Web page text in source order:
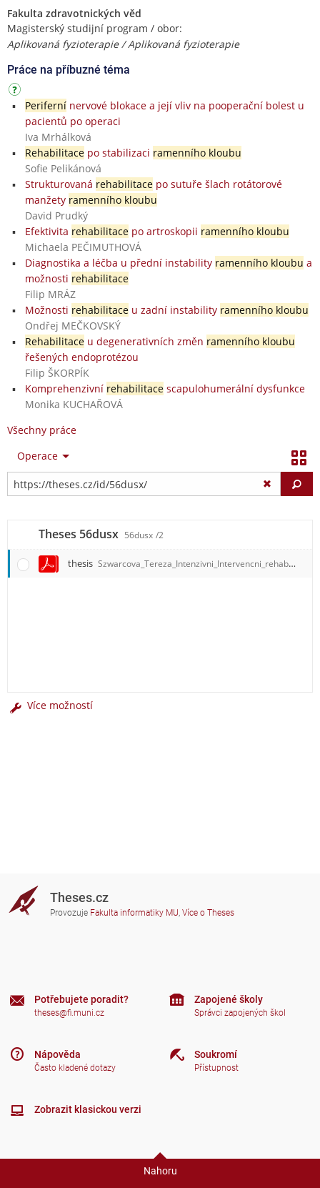
Fakulta zdravotnických věd
Magisterský studijní program / obor:
Aplikovaná fyzioterapie / Aplikovaná fyzioterapie
Práce na příbuzné téma
Perifernínervové blokace a její vliv na pooperační bolest u
pacientů po operaci
Iva Mrhálková
Rehabilitacepo stabilizaci ramenního kloubu
Sofie Pelikánová
Strukturovaná rehabilitacepo sutuře šlach rotátorové
manžety ramenního kloubu
David Prudký
Efektivita rehabilitacepo artroskopii ramenního kloubu
Michaela PEČIMUTHOVÁ
Diagnostika a léčba u přední instability ramenního kloubu a
možnosti rehabilitace
Filip MRÁZ
Možnosti rehabilitaceu zadní instability ramenního kloubu
Ondřej MEČKOVSKÝ
Rehabilitaceu degenerativních změn ramenního kloubu
řešených endoprotézou
Filip ŠKORPÍK
Komprehenzivní rehabilitacescapulohumerální dysfunkce
Monika KUCHAŘOVÁ
Všechny práce
Operace
Theses 56dusx 56dusx /2
thesis Szwarcova_Tereza_Intenzivni_Intervencni_rehabilitace.pdf
Více možností
Theses.cz
Provozuje Fakulta informatiky MU, Více o Theses
Potřebujete poradit?
theses@fi.muni.cz
Nápověda
Často kladené dotazy
Zapojené školy
Správci zapojených škol
Soukromí
Přístupnost
Zobrazit klasickou verzi
Nahoru